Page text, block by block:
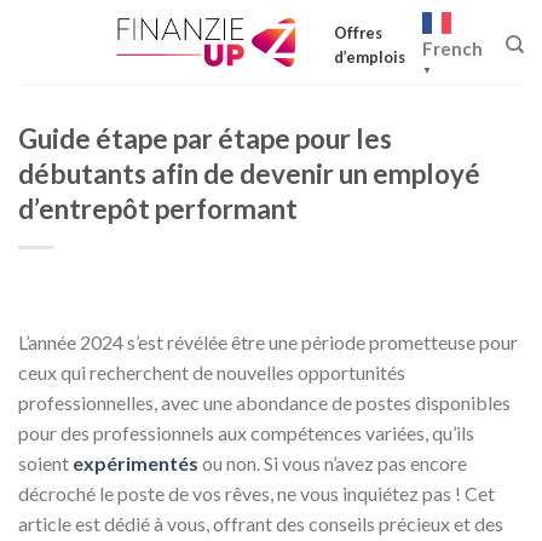
Offres
d’emplois
French
▼
Guide étape par étape pour les
débutants afin de devenir un employé
d’entrepôt performant
L’année 2024 s’est révélée être une période prometteuse pour
ceux qui recherchent de nouvelles opportunités
professionnelles, avec une abondance de postes disponibles
pour des professionnels aux compétences variées, qu’ils
soient expérimentés ou non. Si vous n’avez pas encore
décroché le poste de vos rêves, ne vous inquiétez pas ! Cet
article est dédié à vous, offrant des conseils précieux et des